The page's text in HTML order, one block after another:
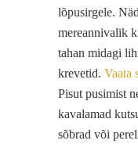
lõpusirgele.
mereannivalik
tahan midagi
krevetid. Vaata
Pisut pusimist
kavalamad
sõbrad või